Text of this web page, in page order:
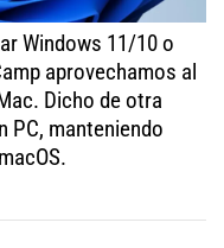
Windows 11/10 o
aprovechamos al
Dicho de otra
PC, manteniendo